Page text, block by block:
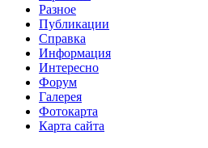
Разное
Публикации
Справка
Информация
Интересно
Форум
Галерея
Фотокарта
Карта сайта